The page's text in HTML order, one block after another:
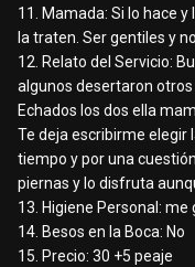
11. Mamada: Si lo hace
la traten. Ser gentiles y
12. Relato del Servicio:
algunos desertaron
Echados los dos ella
Te deja escribirme elegir
tiempo y por una
piernas y lo disfruta
13. Higiene Personal: me
14. Besos en la Boca: No
15. Precio: 30 +5 peaje